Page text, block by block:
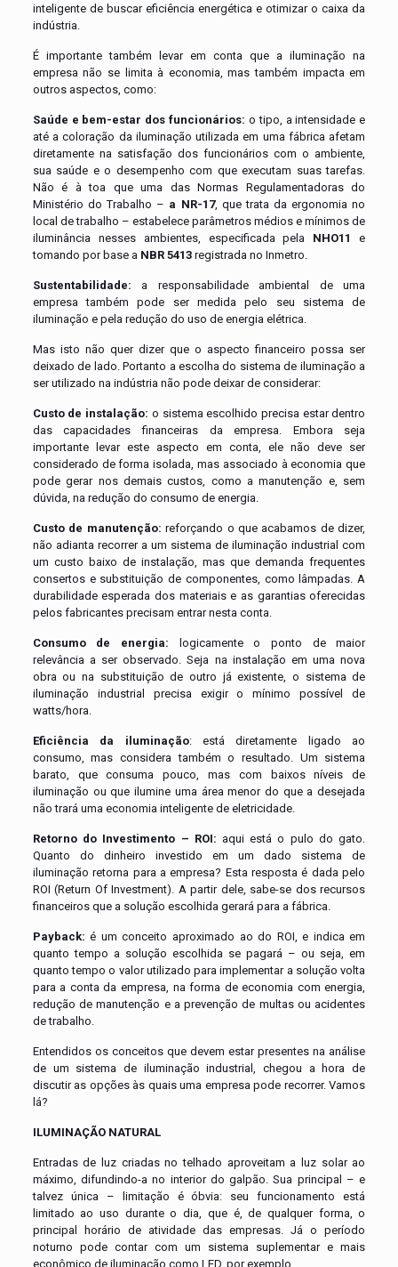
inteligente de buscar eficiência energética e otimizar o caixa da
indústria.
É importante também levar em conta que a iluminação na
empresa não se limita à economia, mas também impacta em
outros aspectos, como:
Saúde e bem-estar dos funcionários: o tipo, a intensidade e
até a coloração da iluminação utilizada em uma fábrica afetam
diretamente na satisfação dos funcionários com o ambiente,
sua saúde e o desempenho com que executam suas tarefas.
Não é à toa que uma das Normas Regulamentadoras do
Ministério do Trabalho – a NR-17, que trata da ergonomia no
local de trabalho – estabelece parâmetros médios e mínimos de
iluminância nesses ambientes, especificada pela NHO11
e
tomando por base a NBR 5413registrada no Inmetro.
Sustentabilidade: a responsabilidade ambiental de uma
empresa também pode ser medida pelo seu sistema de
iluminação e pela redução do uso de energia elétrica.
Mas isto não quer dizer que o aspecto financeiro possa ser
deixado de lado. Portanto a escolha do sistema de iluminação a
ser utilizado na indústria não pode deixar de considerar:
Custo de instalação: o sistema escolhido precisa estar dentro
das capacidades financeiras da empresa. Embora seja
importante levar este aspecto em conta, ele não deve ser
considerado de forma isolada, mas associado à economia que
pode gerar nos demais custos, como a manutenção e, sem
dúvida, na redução do consumo de energia.
Custo de manutenção: reforçando o que acabamos de dizer,
não adianta recorrer a um sistema de iluminação industrial com
um custo baixo de instalação, mas que demanda frequentes
consertos e substituição de componentes, como lâmpadas. A
durabilidade esperada dos materiais e as garantias oferecidas
pelos fabricantes precisam entrar nesta conta.
Consumo de energia: logicamente o ponto de maior
relevância a ser observado. Seja na instalação em uma nova
obra ou na substituição de outro já existente, o sistema de
iluminação industrial precisa exigir o mínimo possível de
watts/hora.
Eficiência da iluminação: está diretamente ligado ao
consumo, mas considera também o resultado. Um sistema
barato, que consuma pouco, mas com baixos níveis de
iluminação ou que ilumine uma área menor do que a desejada
não trará uma economia inteligente de eletricidade.
Retorno do Investimento – ROI: aqui está o pulo do gato.
Quanto do dinheiro investido em um dado sistema de
iluminação retorna para a empresa? Esta resposta é dada pelo
ROI (Return Of Investment). A partir dele, sabe-se dos recursos
financeiros que a solução escolhida gerará para a fábrica.
Payback: é um conceito aproximado ao do ROI, e indica em
quanto tempo a solução escolhida se pagará – ou seja, em
quanto tempo o valor utilizado para implementar a solução volta
para a conta da empresa, na forma de economia com energia,
redução de manutenção e a prevenção de multas ou acidentes
de trabalho.
Entendidos os conceitos que devem estar presentes na análise
de um sistema de iluminação industrial, chegou a hora de
discutir as opções às quais uma empresa pode recorrer. Vamos
lá?
ILUMINAÇÃO NATURAL
Entradas de luz criadas no telhado aproveitam a luz solar ao
máximo, difundindo-a no interior do galpão. Sua principal – e
talvez única – limitação é óbvia: seu funcionamento está
limitado ao uso durante o dia, que é, de qualquer forma, o
principal horário de atividade das empresas. Já o período
noturno pode contar com um sistema suplementar e mais
econômico de iluminação como LED, por exemplo.